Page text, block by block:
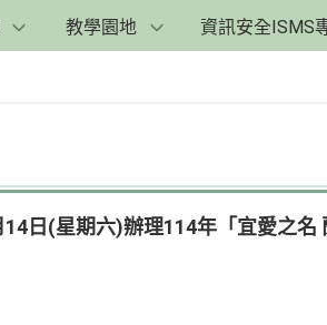
教學園地 資訊安全ISMS
日(星期六)辦理114年「宜愛之名